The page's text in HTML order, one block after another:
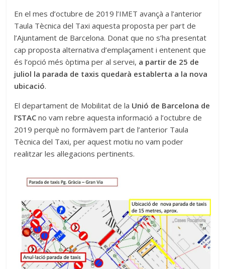
En el mes d’octubre de 2019 l’IMET avançà a l’anterior
Taula Tècnica del Taxi aquesta proposta per part de
l’Ajuntament de Barcelona. Donat que no s’ha presentat
cap proposta alternativa d’emplaçament i entenent que
és l’opció més òptima per al servei, a partir de 25 de
juliol la parada de taxis quedarà establerta a la nova
ubicació.
El departament de Mobilitat de la Unió de Barcelona de
l’STAC no vam rebre aquesta informació a l’octubre de
2019 perquè no formàvem part de l’anterior Taula
Tècnica del Taxi, per aquest motiu no vam poder
realitzar les al·legacions pertinents.